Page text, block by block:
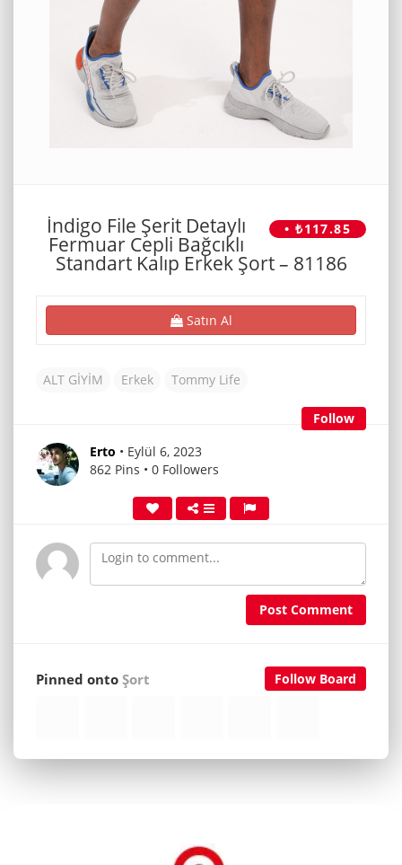
• ₺117.85
İndigo File Şerit Detaylı
Fermuar Cepli Bağcıklı
Standart Kalıp Erkek Şort – 81186
Satın Al
ALT GİYİM Erkek Tommy Life
Follow
Erto • Eylül 6, 2023
862 Pins • 0 Followers
Post Comment
Follow Board
Pinned ontoŞort